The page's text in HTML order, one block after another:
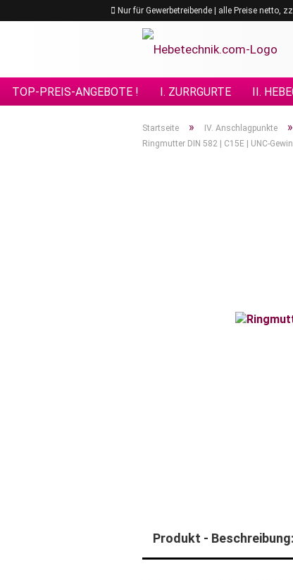
Nur für Gewerbetreibende | alle Preise netto,
TOP-PREIS-ANGEBOTE ! I. ZURRGURTE II.
XV. EDELSTAHL - ANSCHLAGMITTEL XVI.
Startseite » IV. Anschlagpunkte »
Ringmutter DIN 582 | C15E | UNC-
Produkt - Beschreibung: